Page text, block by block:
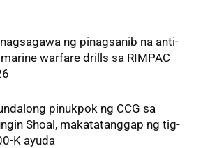
ng pinagsanib na anti-
warfare drills sa RIMPAC
pinukpok ng CCG sa
Shoal, makatatanggap ng tig-
K ayuda